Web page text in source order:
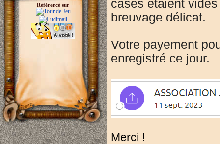
Référencé sur
cases étaient
breuvage délicat.
Votre payement
enregistré ce jour.
Merci !